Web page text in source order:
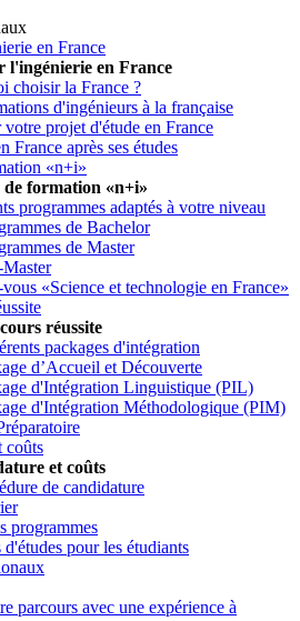
en France
l'ingénierie en France
choisir la France ?
d'ingénieurs à la française
votre projet d'étude en France
France après ses études
«n+i»
formation «n+i»
programmes adaptés à votre niveau
de Bachelor
de Master
«Science et technologie en France»
réussite
packages d'intégration
d’Accueil et Découverte
d'Intégration Linguistique (PIL)
d'Intégration Méthodologique (PIM)
coûts
et coûts
de candidature
programmes
d'études pour les étudiants
parcours avec une expérience à